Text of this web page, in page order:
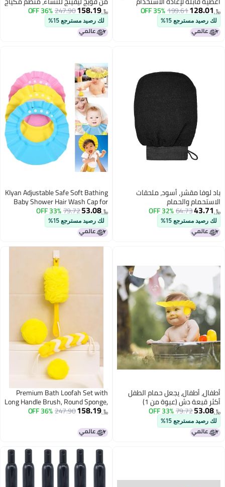
ضمادات، وسادة
الرغامي، مستلزمات
ضمادات للعناية
جراحية تكيفية لفغر
199.61
35% OFF
15%
بثلاث طبقات، حقيبة مستحضرات
تجميل كبيرة السعة مصنوعة من
جلد البولي يوريثان المقاوم للماء،
مستلزمات السفر الأساسية (لون
158.19
247.90
36% OFF
لك رصيد مسترجع 15%
مقشر، أسود، ملحقات
والحمام
64.73
32% OFF
15%
KIyan Adjustable Safe Soft Bathing
Baby Shower Hair Wash Cap for
Children, Baby Bath Cap Shower
Protection for Eyes and Ear,Multi
Color ( 1 pic) (Baby Shower Cape-
79.72
33% OFF
لك رصيد مسترجع 15%
يجعل حمام الطفل
دش (عبوة من 1)
79.72
33% OFF
15%
Premium Bath Loofah Set with
Long Handle Brush, Round Sponge,
Braided Belt Scrubber, Yellow and
158.19
247.90
36% OFF